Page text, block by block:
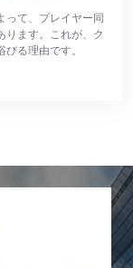
って、プレイヤー同
ります。これが、ク
る理由です。